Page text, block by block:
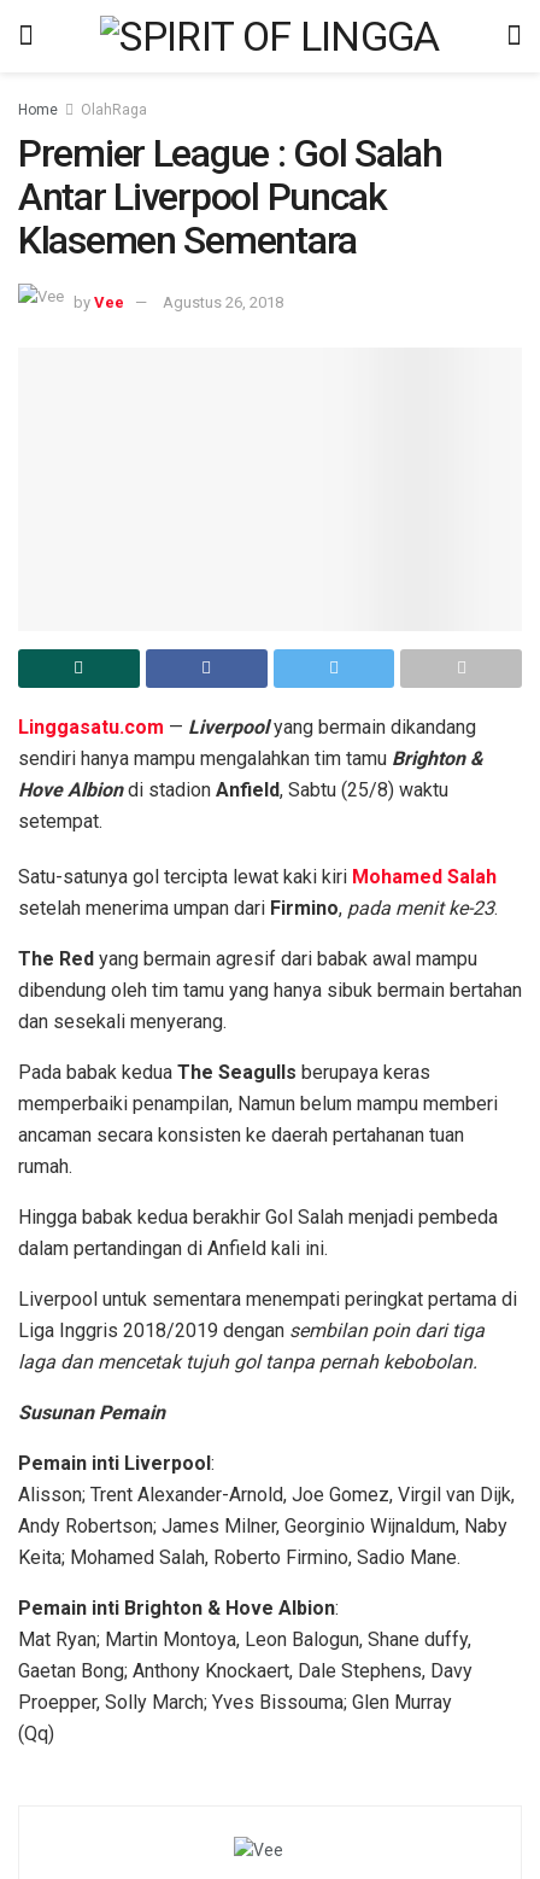
Home OlahRaga
Premier League : Gol Salah
Antar Liverpool Puncak
Klasemen Sementara
by Vee Agustus 26, 2018
Linggasatu.com — Liverpoolyang bermain dikandang
sendiri hanya mampu mengalahkan tim tamu Brighton &
Hove Albiondi stadion Anfield, Sabtu (25/8) waktu
setempat.
Satu-satunya gol tercipta lewat kaki kiri Mohamed Salah
setelah menerima umpan dari Firmino, pada menit ke-23.
The Red yang bermain agresif dari babak awal mampu
dibendung oleh tim tamu yang hanya sibuk bermain bertahan
dan sesekali menyerang.
Pada babak kedua The Seagulls berupaya keras
memperbaiki penampilan, Namun belum mampu memberi
ancaman secara konsisten ke daerah pertahanan tuan
rumah.
Hingga babak kedua berakhir Gol Salah menjadi pembeda
dalam pertandingan di Anfield kali ini.
Liverpool untuk sementara menempati peringkat pertama di
Liga Inggris 2018/2019 dengan sembilan poin dari tiga
laga dan mencetak tujuh gol tanpa pernah kebobolan.
Susunan Pemain
Pemain inti Liverpool:
Alisson; Trent Alexander-Arnold, Joe Gomez, Virgil van Dijk,
Andy Robertson; James Milner, Georginio Wijnaldum, Naby
Keita; Mohamed Salah, Roberto Firmino, Sadio Mane.
Pemain inti Brighton & Hove Albion:
Mat Ryan; Martin Montoya, Leon Balogun, Shane duffy,
Gaetan Bong; Anthony Knockaert, Dale Stephens, Davy
Proepper, Solly March; Yves Bissouma; Glen Murray
(Qq)